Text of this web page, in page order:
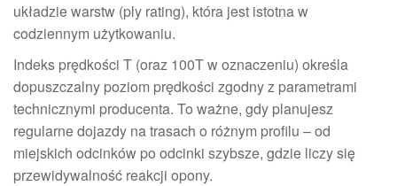
układzie warstw (ply rating), która jest istotna w
codziennym użytkowaniu.
Indeks prędkości T (oraz 100T w oznaczeniu) określa
dopuszczalny poziom prędkości zgodny z parametrami
technicznymi producenta. To ważne, gdy planujesz
regularne dojazdy na trasach o różnym profilu – od
miejskich odcinków po odcinki szybsze, gdzie liczy się
przewidywalność reakcji opony.